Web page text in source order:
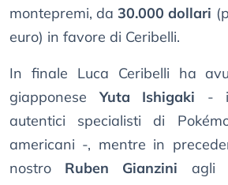
montepremi, da30.000 dollari
euro) in favore di Ceribelli.
In finale Luca Ceribelli ha
giapponeseYuta Ishigaki - i
autentici specialisti di
americani -, mentre in
nostro Ruben Gianzini agli